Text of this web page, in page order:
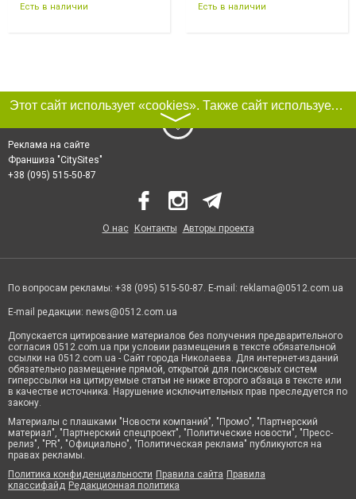
Есть в наличии Есть в наличии
Этот сайт использует «cookies». Также сайт использует интернет-сервис для сбора технических данных касательно посетителей с целью получения маркетинговой и статистической информации. Условия обработки данных посетителей сайта см.
〉
Реклама на сайте
Франшиза "CitySites"
+38 (095) 515-50-87
О нас Контакты Авторы проекта
По вопросам рекламы: +38 (095) 515-50-87. E-mail: reklama@0512.com.ua
E-mail редакции: news@0512.com.ua
Допускается цитирование материалов без получения предварительного
согласия 0512.com.ua при условии размещения в тексте обязательной
ссылки на 0512.com.ua - Сайт города Николаева. Для интернет-изданий
обязательно размещение прямой, открытой для поисковых систем
гиперссылки на цитируемые статьи не ниже второго абзаца в тексте или
в качестве источника. Нарушение исключительных прав преследуется по
закону.
Материалы с плашками "Новости компаний", "Промо", "Партнерский
материал", "Партнерский спецпроект", "Политические новости", "Пресс-
релиз", "PR", "Официально", "Политическая реклама" публикуются на
правах рекламы.
Политика конфиденциальности Правила сайта Правила
классифайд Редакционная политика